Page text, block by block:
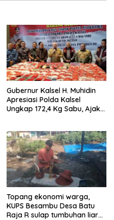
Gubernur Kalsel H. Muhidin
Apresiasi Polda Kalsel
Ungkap 172,4 Kg Sabu, Ajak
Topang ekonomi warga,
KUPS Besambu Desa Batu
Raja R sulap tumbuhan liar